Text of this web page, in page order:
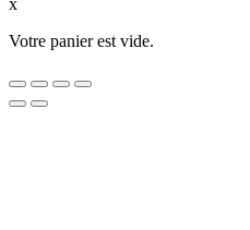
x
Votre panier est vide.